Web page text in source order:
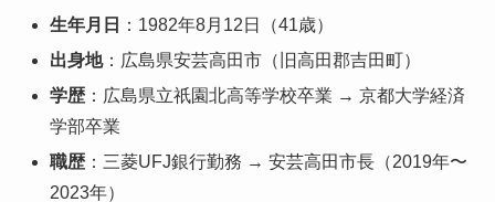
生年月日
：1982年8月12日（41歳）
出身地：広島県安芸高田市（旧高田郡吉田町）
学歴：広島県立祇園北高等学校卒業 → 京都大学経済
学部卒業
職歴：三菱UFJ銀行勤務 → 安芸高田市長（2019年〜
2023年）